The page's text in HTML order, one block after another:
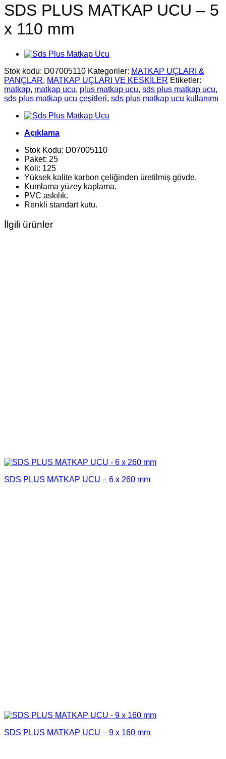
SDS PLUS MATKAP UCU – 5
x 110 mm
Stok kodu: D07005110 Kategoriler: MATKAP UÇLARI &
PANÇLAR, MATKAP UÇLARI VE KESKİLER Etiketler:
matkap, matkap ucu, plus matkap ucu, sds plus matkap ucu,
sds plus matkap ucu çeşitleri, sds plus matkap ucu kullanımı
Açıklama
Stok Kodu: D07005110
Paket: 25
Koli: 125
Yüksek kalite karbon çeliğinden üretilmiş gövde.
Kumlama yüzey kaplama.
PVC askılık.
Renkli standart kutu.
İlgili ürünler
SDS PLUS MATKAP UCU – 6 x 260 mm
SDS PLUS MATKAP UCU – 9 x 160 mm